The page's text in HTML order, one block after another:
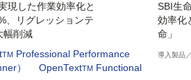
現した作業効率化と
、リグレッションテ
幅削減
TM Professional Performance
）
OpenTextTM Functional
SBI生
効率化
命」
導入製品